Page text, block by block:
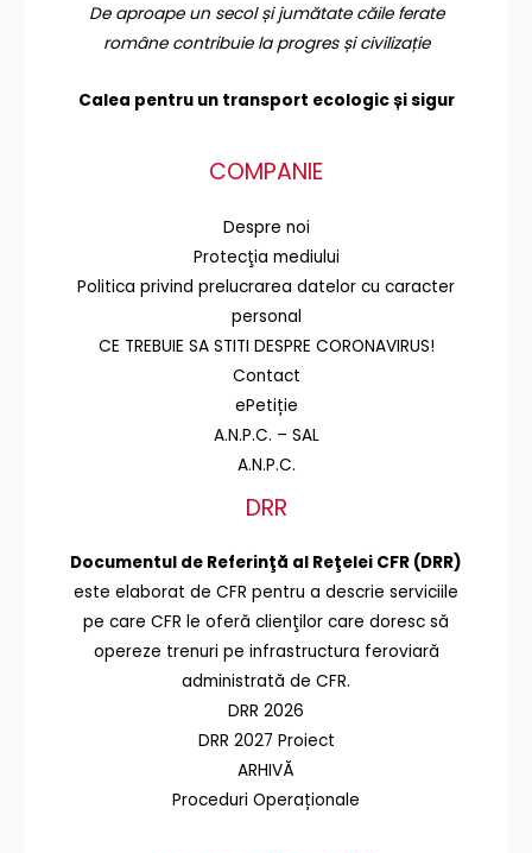
De aproape un secol și jumătate căile ferate
române contribuie la progres și civilizație
Calea pentru un transport ecologic și sigur
COMPANIE
Despre noi
Protecţia mediului
Politica privind prelucrarea datelor cu caracter
personal
CE TREBUIE SA STITI DESPRE CORONAVIRUS!
Contact
ePetiție
A.N.P.C. – SAL
A.N.P.C.
DRR
Documentul de Referinţă al Reţelei CFR (DRR)
este elaborat de CFR pentru a descrie serviciile
pe care CFR le oferă clienţilor care doresc să
opereze trenuri pe infrastructura feroviară
administrată de CFR.
DRR 2026
DRR 2027 Proiect
ARHIVĂ
Proceduri Operaționale